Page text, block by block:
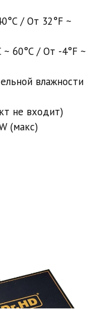
/ От 32°F ~
~ 60°С / От -4°F ~
влажности
не входит)
(макс)